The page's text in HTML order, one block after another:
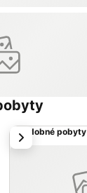
Podobné pobyty
další